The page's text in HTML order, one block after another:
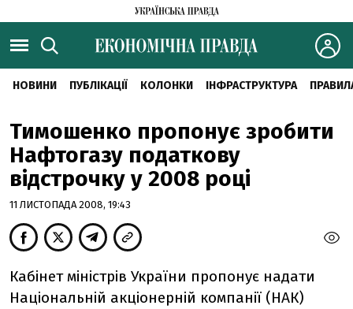
НОВИНИ ПУБЛІКАЦІЇ КОЛОНКИ ІНФРАСТРУКТУРА
Тимошенко пропонує зробити
Нафтогазу податкову
відстрочку у 2008 році
11 ЛИСТОПАДА 2008, 19:43
Кабінет міністрів України пропонує надати
Національній акціонерній компанії (НАК)